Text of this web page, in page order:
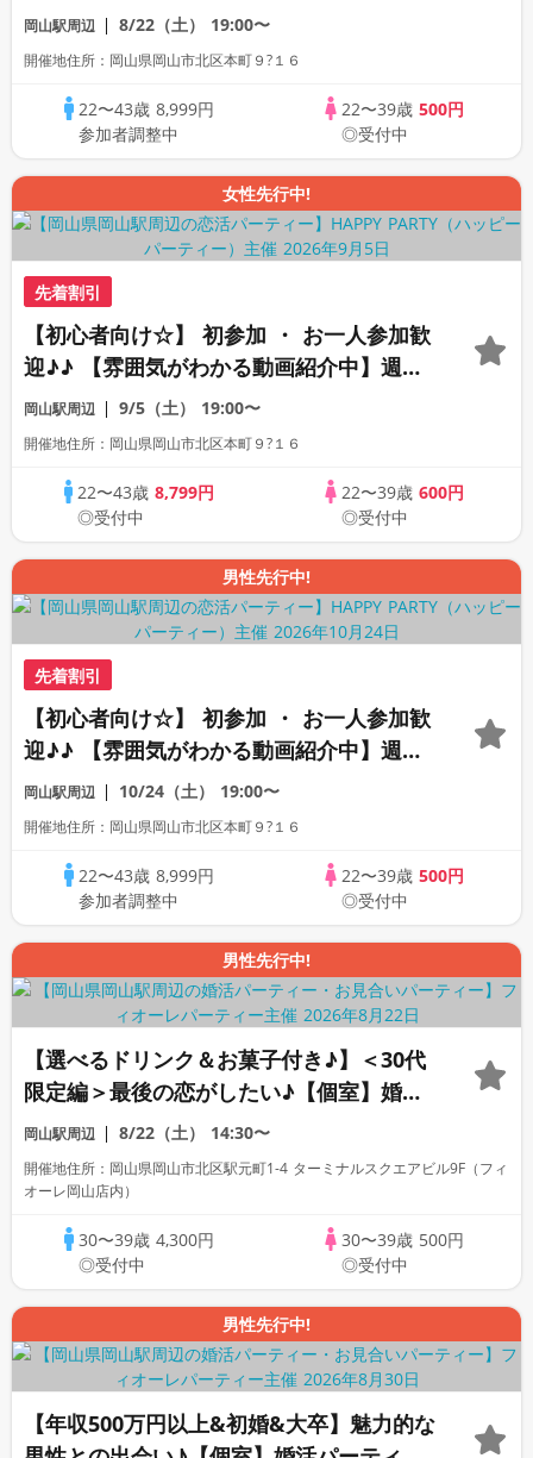
プレミアム街コン
岡山駅周辺 8/22（土） 19:00〜
開催地住所：岡山県岡山市北区本町９?１６
22〜43歳 8,999円
参加者調整中
22〜39歳 500円
◎受付中
女性先行中!
先着割引
【初心者向け☆】 初参加 ・ お一人参加歓
迎♪♪ 【雰囲気がわかる動画紹介中】週末
プレミアム街コン
岡山駅周辺 9/5（土） 19:00〜
開催地住所：岡山県岡山市北区本町９?１６
22〜43歳8,799円
◎受付中
22〜39歳 600円
◎受付中
男性先行中!
先着割引
【初心者向け☆】 初参加 ・ お一人参加歓
迎♪♪ 【雰囲気がわかる動画紹介中】週末
プレミアム街コン
岡山駅周辺 10/24（土） 19:00〜
開催地住所：岡山県岡山市北区本町９?１６
22〜43歳 8,999円
参加者調整中
22〜39歳 500円
◎受付中
男性先行中!
【選べるドリンク＆お菓子付き♪】＜30代
限定編＞最後の恋がしたい♪【個室】婚活
パーティー～真剣な出会い～
岡山駅周辺 8/22（土） 14:30〜
開催地住所：岡山県岡山市北区駅元町1-4 ターミナルスクエアビル9F（フィ
オーレ岡山店内）
30〜39歳 4,300円
◎受付中
30〜39歳 500円
◎受付中
男性先行中!
【年収500万円以上&初婚&大卒】魅力的な